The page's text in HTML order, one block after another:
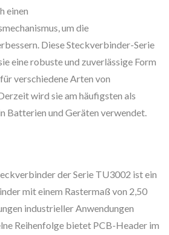
einen
um die
Diese Steckverbinder-Serie
eine robuste und zuverlässige Form
verschiedene Arten von
wird sie am häufigsten als
Batterien und Geräten verwendet.
der Serie TU3002 ist ein
mit einem Rastermaß von 2,50
industrieller Anwendungen
Reihenfolge bietet PCB-Header im